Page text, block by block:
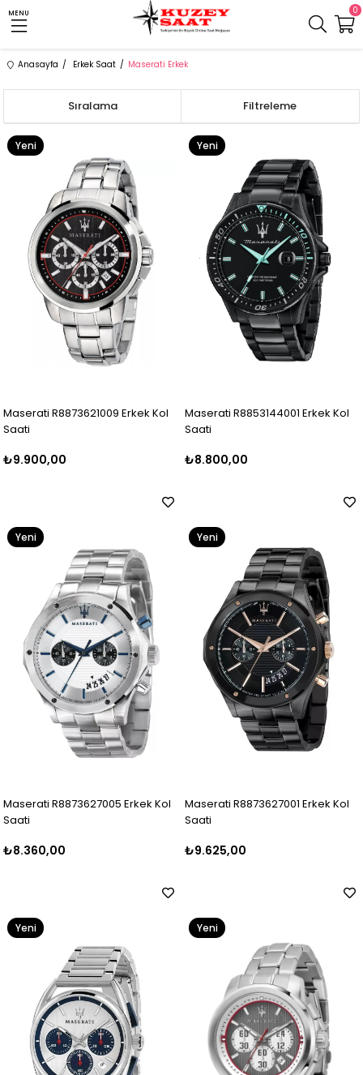
MENU 0
Anasayfa Erkek Saat Maserati Erkek
Filtreleme
Sıralama
Maserati R8873621009 Erkek Kol
Saati
₺9.900,00
Yeni
Maserati R8853144001 Erkek Kol
Saati
₺8.800,00
Yeni
Maserati R8873627005 Erkek Kol
Saati
₺8.360,00
Yeni
Maserati R8873627001 Erkek Kol
Saati
₺9.625,00
Yeni
Yeni
Yeni